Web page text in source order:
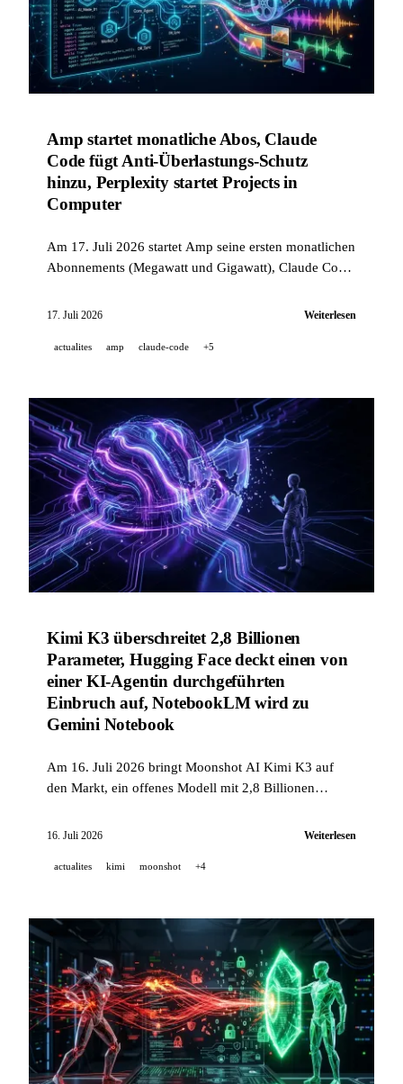
Amp startet monatliche Abos, Claude
Code fügt Anti-Überlastungs-Schutz
hinzu, Perplexity startet Projects in
Computer
Am 17. Juli 2026 startet Amp seine ersten monatlichen
Abonnements (Megawatt und Gigawatt), Claude Code
und Sub-Agenten hinzu, und Perplexity startet Projects
Agenten, Mediengenerierung und offenen Modellen.
17. Juli 2026 Weiterlesen
actualites amp claude-code +5
Kimi K3 überschreitet 2,8 Billionen
Parameter, Hugging Face deckt einen von
einer KI-Agentin durchgeführten
Einbruch auf, NotebookLM wird zu
Gemini Notebook
Am 16. Juli 2026 bringt Moonshot AI Kimi K3 auf
den Markt, ein offenes Modell mit 2,8 Billionen
autonomen KI-Agenten end-to-end gesteuerten
Gemini Notebook um — unter 30 KI-Ankündigungen.
16. Juli 2026 Weiterlesen
actualites kimi moonshot +4